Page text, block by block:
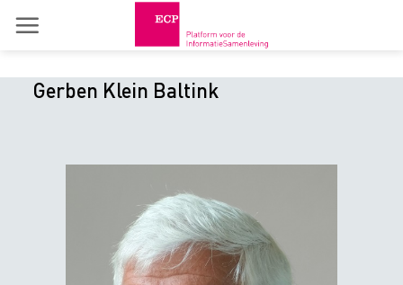
Gerben Klein Baltink